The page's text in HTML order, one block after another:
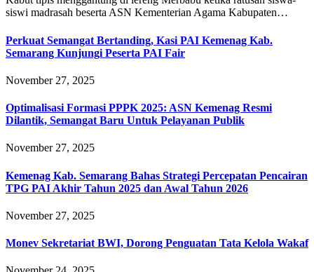
siswi madrasah beserta ASN Kementerian Agama Kabupaten…
Perkuat Semangat Bertanding, Kasi PAI Kemenag Kab.
Semarang Kunjungi Peserta PAI Fair
November 27, 2025
Optimalisasi Formasi PPPK 2025: ASN Kemenag Resmi
Dilantik, Semangat Baru Untuk Pelayanan Publik
November 27, 2025
Kemenag Kab. Semarang Bahas Strategi Percepatan Pencairan
TPG PAI Akhir Tahun 2025 dan Awal Tahun 2026
November 27, 2025
Monev Sekretariat BWI, Dorong Penguatan Tata Kelola Wakaf